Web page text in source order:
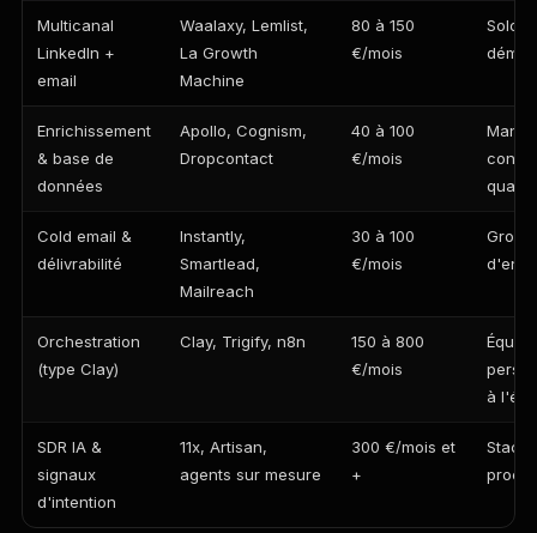
Multicanal
LinkedIn +
email
Waalaxy, Lemlist,
La Growth
Machine
80 à 150
€/mois
Solo,
Enrichissement
& base de
données
Apollo, Cognism,
Dropcontact
40 à 100
€/mois
Cold email &
délivrabilité
Instantly,
Smartlead,
Mailreach
30 à 100
€/mois
Gros
Orchestration
(type Clay)
Clay, Trigify, n8n
150 à 800
€/mois
à
SDR IA &
signaux
d'intention
11x, Artisan,
agents sur mesure
300 €/mois et
+
Stack